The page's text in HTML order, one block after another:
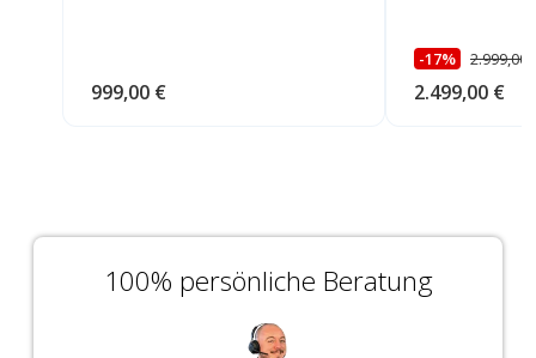
999,00 €
-17% 2.999,00
2.499,00 €
100% persönliche Beratung